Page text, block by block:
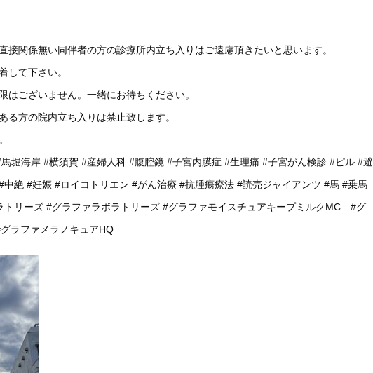
接関係無い同伴者の方の診療所内立ち入りはご遠慮頂きたいと思います。
して下さい。
はございません。一緒にお待ちください。
る方の院内立ち入りは禁止致します。
堀海岸 #横須賀 #産婦人科 #腹腔鏡 #子宮内膜症 #生理痛 #子宮がん検診 #ピル #避
中絶 #妊娠 #ロイコトリエン #がん治療 #抗腫瘍療法 #読売ジャイアンツ #馬 #乗馬
トリーズ #グラファラボラトリーズ #グラファモイスチュアキープミルクMC
#グ
ラファメラノキュアHQ